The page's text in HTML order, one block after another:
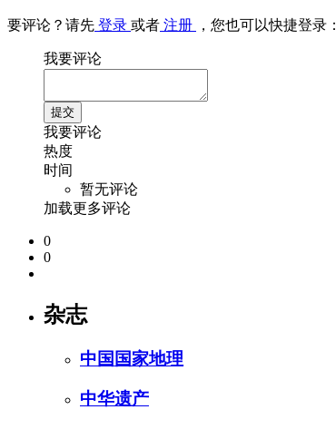
要评论？请先 登录 或者 注册 ，您也可以快捷登录：
我要评论
我要评论
热度
时间
暂无评论
加载更多评论
0
0
杂志
中国国家地理
中华遗产